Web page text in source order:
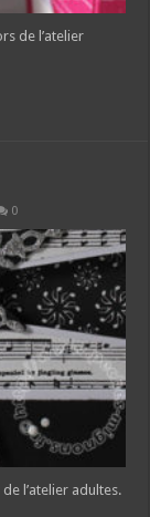
de l’atelier
0
l’atelier adultes.